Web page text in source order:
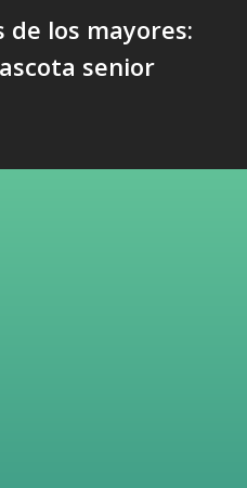
de los mayores:
senior